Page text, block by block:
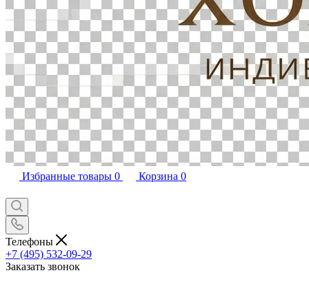
Избранные товары 0 Корзина 0
Телефоны
+7 (495) 532-09-29
Заказать звонок